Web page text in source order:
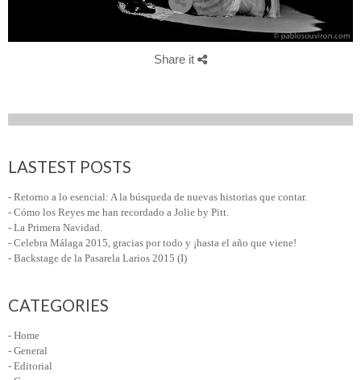
Share it
LASTEST POSTS
- Retorno a lo esencial: A la búsqueda de nuevas historias que contar.
- Cómo los Reyes me han recordado a Jolie by Pitt.
- La Primera Navidad.
- Celebra Málaga 2015, gracias por todo y ¡hasta el año que viene!
- Backstage de la Pasarela Larios 2015 (I)
CATEGORIES
- Home
- General
- Editorial